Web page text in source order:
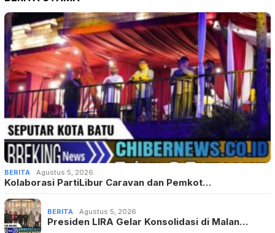
BERITA Agustus 5, 2026
Kolaborasi PartiLibur Caravan dan Pemkot…
BERITA Agustus 5, 2026
Presiden LIRA Gelar Konsolidasi di Malan…